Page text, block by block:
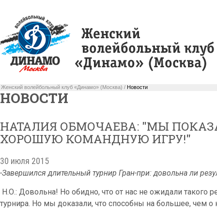
Женский волейбольный клуб «Динамо» (Москва) / Новости
НОВОСТИ
НАТАЛИЯ ОБМОЧАЕВА: "МЫ
ХОРОШУЮ КОМАНДНУЮ ИГРУ!"
30 июля 2015
-Завершился длительный турнир Гран-при: довольна ли
Н.О.: Довольна! Но обидно, что от нас не ожидали такого
турнира. Но мы доказали, что способны на большее, чем